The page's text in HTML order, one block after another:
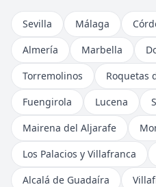
Sevilla Málaga
Almería
Marbella
Torremolinos
Roquetas
Fuengirola
Lucena
Mairena del Aljarafe
Los Palacios y Villafranca
Alcalá de Guadaíra